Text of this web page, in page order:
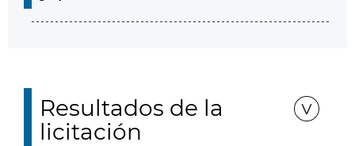
Resultados de la
licitación